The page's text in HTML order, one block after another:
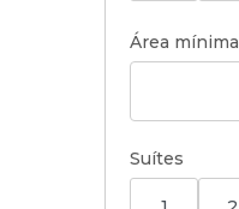
Área mínima
Suítes